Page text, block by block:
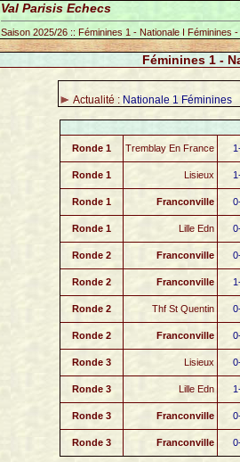
Val Parisis Echecs
Saison 2025/26 :: Féminines 1 - Nationale I Féminines
Féminines 1 -
Actualité : Nationale 1 Féminines
Ronde 1 Tremblay En France
Ronde 1 Lisieux
Ronde 1 Franconville
Ronde 1 Lille Edn
Ronde 2 Franconville
Ronde 2 Franconville
Ronde 2 Thf St Quentin
Ronde 2 Franconville
Ronde 3 Lisieux
Ronde 3 Lille Edn
Ronde 3 Franconville
Ronde 3 Franconville